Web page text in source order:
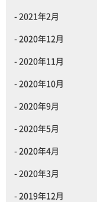
2021年2月
2020年12月
2020年11月
2020年10月
2020年9月
2020年5月
2020年4月
2020年3月
2019年12月